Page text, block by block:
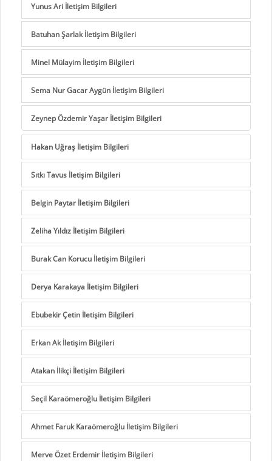
Yunus Ari İletişim Bilgileri
Batuhan Şarlak İletişim Bilgileri
Minel Mülayim İletişim Bilgileri
Sema Nur Gacar Aygün İletişim Bilgileri
Zeynep Özdemir Yaşar İletişim Bilgileri
Hakan Uğraş İletişim Bilgileri
Sıtkı Tavus İletişim Bilgileri
Belgin Paytar İletişim Bilgileri
Zeliha Yıldız İletişim Bilgileri
Burak Can Korucu İletişim Bilgileri
Derya Karakaya İletişim Bilgileri
Ebubekir Çetin İletişim Bilgileri
Erkan Ak İletişim Bilgileri
Atakan İlikçi İletişim Bilgileri
Seçil Karaömeroğlu İletişim Bilgileri
Ahmet Faruk Karaömeroğlu İletişim Bilgileri
Merve Özet Erdemir İletişim Bilgileri